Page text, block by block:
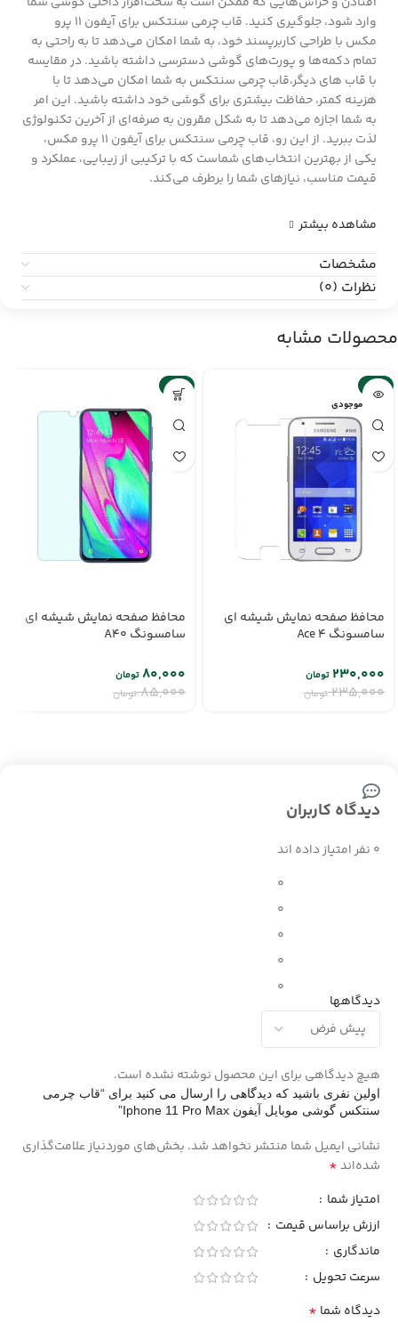
وارد شود، جلوگیری کنید. قاب چرمی سنتکس برای آیفون ۱۱ پرو
مکس با طراحی کاربرپسند خود، به شما امکان می‌دهد تا به راحتی به
تمام دکمه‌ها و پورت‌های گوشی دسترسی داشته باشید. در مقایسه
با قاب های دیگر،قاب چرمی سنتکس به شما امکان می‌دهد تا با
هزینه کمتر، حفاظت بیشتری برای گوشی خود داشته باشید. این امر
به شما اجازه می‌دهد تا به شکل مقرون به صرفه‌ای از آخرین تکنولوژی
لذت ببرید. از این رو، قاب چرمی سنتکس برای آیفون ۱۱ پرو مکس،
یکی از بهترین انتخاب‌های شماست که با ترکیبی از زیبایی، عملکرد و
قیمت مناسب، نیازهای شما را برطرف می‌کند.
مشاهده بیشتر
مشخصات
نظرات (0)
محصولات مشابه
-2%
اتمام موجودی
محافظ صفحه نمایش شیشه ای
سامسونگ Ace 4
۲۳۵,۰۰۰ تومان
۲۳۰,۰۰۰تومان
-6%
محافظ صفحه نمایش شیشه ای
سامسونگ A40
۸۵,۰۰۰ تومان
۸۰,۰۰۰تومان
دیدگاه کاربران
0 نفر امتیاز داده اند
0
0
0
0
0
دیدگاهها
هیچ دیدگاهی برای این محصول نوشته نشده است.
اولین نفری باشید که دیدگاهی را ارسال می کنید برای “قاب چرمی
سنتکس گوشی موبایل آیفون Iphone 11 Pro Max”
نشانی ایمیل شما منتشر نخواهد شد. بخش‌های موردنیاز علامت‌گذاری
شده‌اند*
امتیاز شما
ارزش براساس قیمت
ماندگاری
سرعت تحویل
دیدگاه شما *